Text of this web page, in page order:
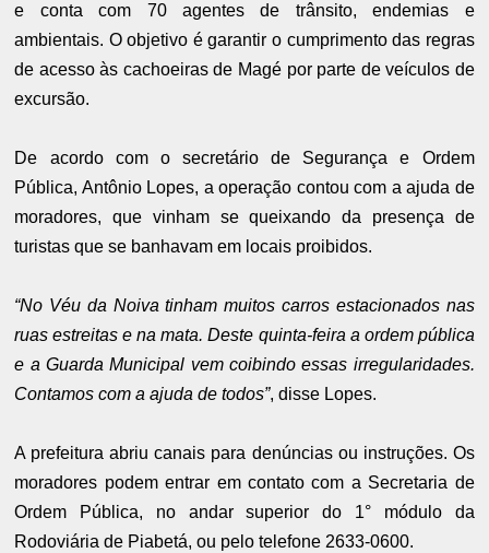
e conta com 70 agentes de trânsito, endemias e
ambientais. O objetivo é garantir o cumprimento das regras
de acesso às cachoeiras de Magé por parte de veículos de
excursão.
De acordo com o secretário de Segurança e Ordem
Pública, Antônio Lopes, a operação contou com a ajuda de
moradores, que vinham se queixando da presença de
turistas que se banhavam em locais proibidos.
“No Véu da Noiva tinham muitos carros estacionados nas
ruas estreitas e na mata. Deste quinta-feira a ordem pública
e a Guarda Municipal vem coibindo essas irregularidades.
Contamos com a ajuda de todos”, disse Lopes.
A prefeitura abriu canais para denúncias ou instruções. Os
moradores podem entrar em contato com a Secretaria de
Ordem Pública, no andar superior do 1° módulo da
Rodoviária de Piabetá, ou pelo telefone 2633-0600.